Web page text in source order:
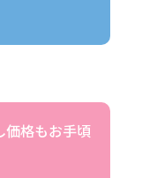
価格もお手頃